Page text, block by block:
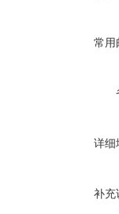
常用
详细
补充